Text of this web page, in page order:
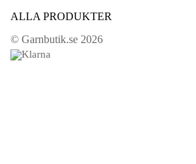
ALLA PRODUKTER
© Garnbutik.se 2026